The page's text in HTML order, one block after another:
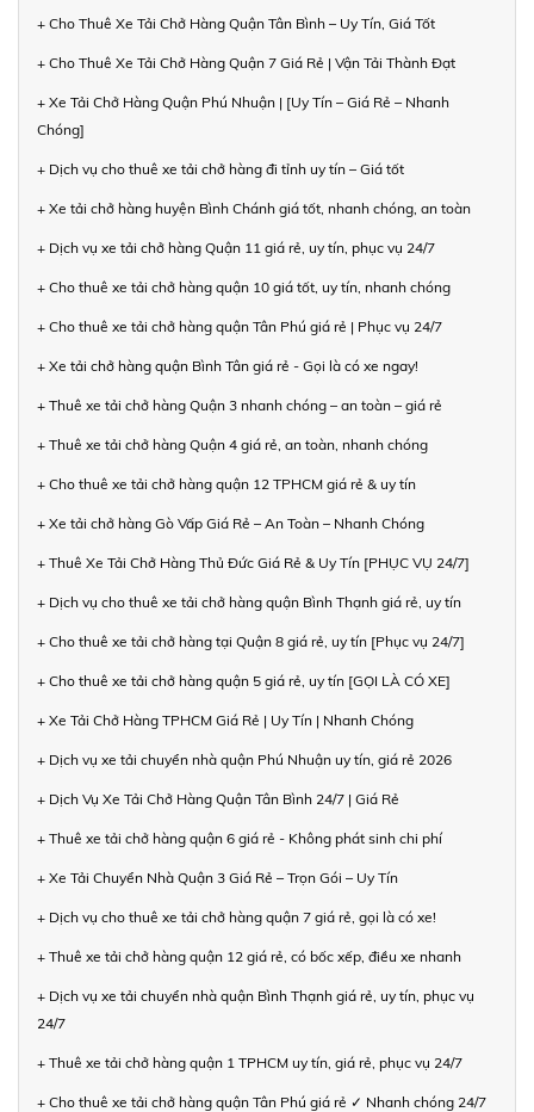
+ Cho Thuê Xe Tải Chở Hàng Quận Tân Bình – Uy Tín, Giá Tốt
+ Cho Thuê Xe Tải Chở Hàng Quận 7 Giá Rẻ | Vận Tải Thành Đạt
+ Xe Tải Chở Hàng Quận Phú Nhuận | [Uy Tín – Giá Rẻ – Nhanh
Chóng]
+ Dịch vụ cho thuê xe tải chở hàng đi tỉnh uy tín – Giá tốt
+ Xe tải chở hàng huyện Bình Chánh giá tốt, nhanh chóng, an toàn
+ Dịch vụ xe tải chở hàng Quận 11 giá rẻ, uy tín, phục vụ 24/7
+ Cho thuê xe tải chở hàng quận 10 giá tốt, uy tín, nhanh chóng
+ Cho thuê xe tải chở hàng quận Tân Phú giá rẻ | Phục vụ 24/7
+ Xe tải chở hàng quận Bình Tân giá rẻ - Gọi là có xe ngay!
+ Thuê xe tải chở hàng Quận 3 nhanh chóng – an toàn – giá rẻ
+ Thuê xe tải chở hàng Quận 4 giá rẻ, an toàn, nhanh chóng
+ Cho thuê xe tải chở hàng quận 12 TPHCM giá rẻ & uy tín
+ Xe tải chở hàng Gò Vấp Giá Rẻ – An Toàn – Nhanh Chóng
+ Thuê Xe Tải Chở Hàng Thủ Đức Giá Rẻ & Uy Tín [PHỤC VỤ 24/7]
+ Dịch vụ cho thuê xe tải chở hàng quận Bình Thạnh giá rẻ, uy tín
+ Cho thuê xe tải chở hàng tại Quận 8 giá rẻ, uy tín [Phục vụ 24/7]
+ Cho thuê xe tải chở hàng quận 5 giá rẻ, uy tín [GỌI LÀ CÓ XE]
+ Xe Tải Chở Hàng TPHCM Giá Rẻ | Uy Tín | Nhanh Chóng
+ Dịch vụ xe tải chuyển nhà quận Phú Nhuận uy tín, giá rẻ 2026
+ Dịch Vụ Xe Tải Chở Hàng Quận Tân Bình 24/7 | Giá Rẻ
+ Thuê xe tải chở hàng quận 6 giá rẻ - Không phát sinh chi phí
+ Xe Tải Chuyển Nhà Quận 3 Giá Rẻ – Trọn Gói – Uy Tín
+ Dịch vụ cho thuê xe tải chở hàng quận 7 giá rẻ, gọi là có xe!
+ Thuê xe tải chở hàng quận 12 giá rẻ, có bốc xếp, điều xe nhanh
+ Dịch vụ xe tải chuyển nhà quận Bình Thạnh giá rẻ, uy tín, phục vụ
24/7
+ Thuê xe tải chở hàng quận 1 TPHCM uy tín, giá rẻ, phục vụ 24/7
+ Cho thuê xe tải chở hàng quận Tân Phú giá rẻ ✓ Nhanh chóng 24/7